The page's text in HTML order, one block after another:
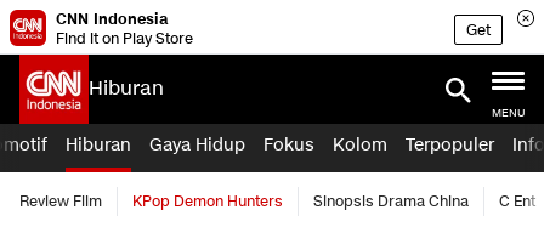
CNN Indonesia
Find it on Play Store
Get
Hiburan
MENU
Hiburan Gaya Hidup Fokus Kolom Terpopuler
Review Film KPop Demon Hunters Sinopsis Drama China C Ent